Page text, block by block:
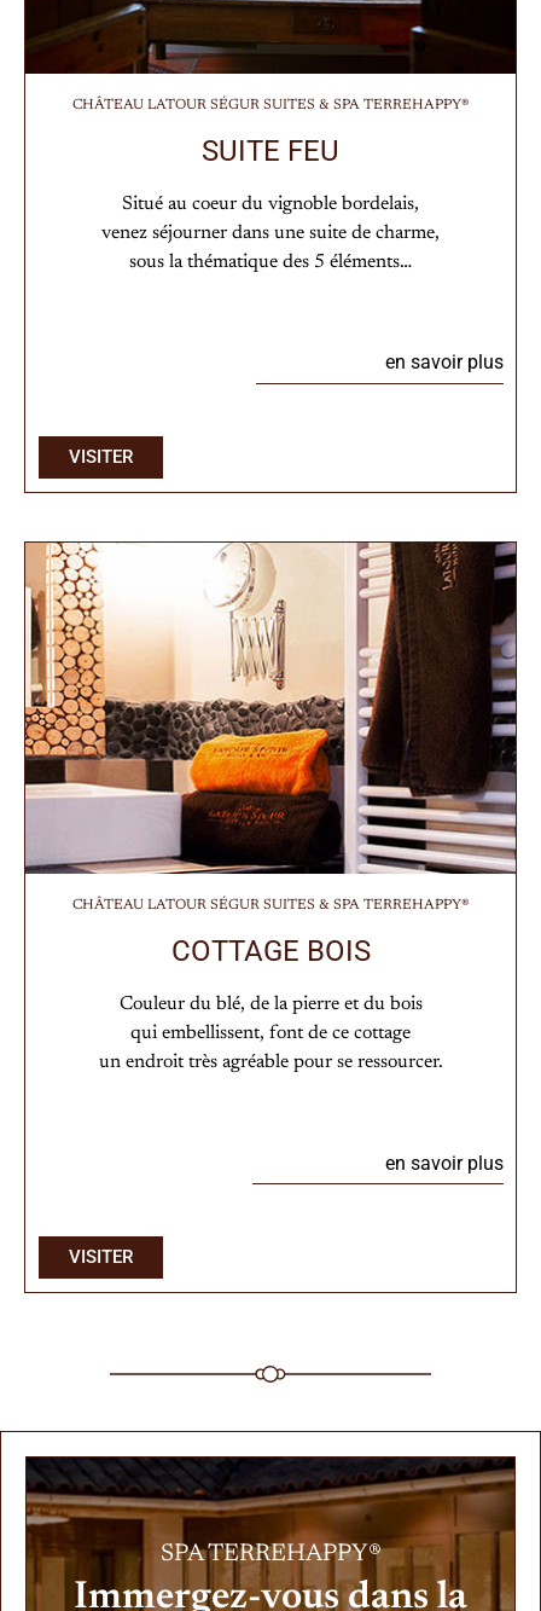
CHÂTEAU LATOUR SÉGUR SUITES & SPA TERREHAPPY®
SUITE FEU
Situé au coeur du vignoble bordelais,
venez séjourner dans une suite de charme,
sous la thématique des 5 éléments…
en savoir plus
VISITER
CHÂTEAU LATOUR SÉGUR SUITES & SPA TERREHAPPY®
COTTAGE BOIS
Couleur du blé, de la pierre et du bois
qui embellissent, font de ce cottage
un endroit très agréable pour se ressourcer.
en savoir plus
VISITER
SPA TERREHAPPY®
Immergez-vous dans la